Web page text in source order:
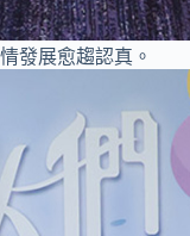
發展愈趨認真。